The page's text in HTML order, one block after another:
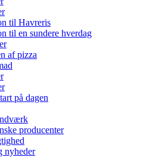
til Havreris
til en sundere hverdag
af pizza
på dagen
producenter
nyheder